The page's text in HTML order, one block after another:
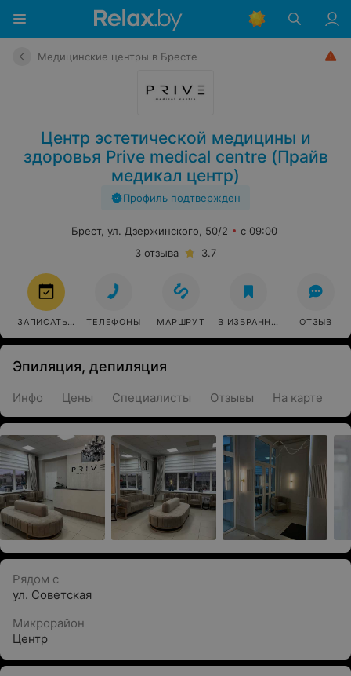
Медицинские центры в Бресте
Центр эстетической медицины и
здоровья Prive medical centre (Прайв
медикал центр)
Профиль подтвержден
Брест, ул. Дзержинского, 50/2
с 09:00
3 отзыва
3.7
ЗАПИСАТЬСЯ ТЕЛЕФОНЫ МАРШРУТ В ИЗБРАННОЕ ОТЗЫВ
Эпиляция, депиляция
Инфо Цены Специалисты Отзывы На карте
Рядом с
ул. Советская
Микрорайон
Центр